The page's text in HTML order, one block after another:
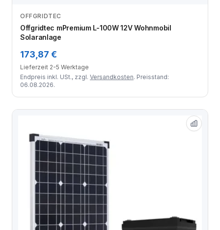
OFFGRIDTEC
Offgridtec mPremium L-100W 12V Wohnmobil
Solaranlage
173,87 €
Lieferzeit 2-5 Werktage
Endpreis inkl. USt., zzgl. Versandkosten. Preisstand:
06.08.2026.